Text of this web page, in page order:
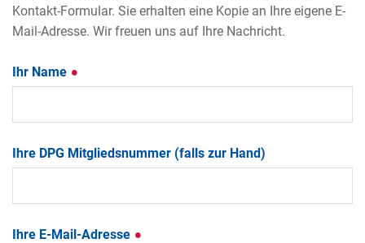
Kontakt-Formular. Sie erhalten eine Kopie an Ihre eigene E-
Mail-Adresse. Wir freuen uns auf Ihre Nachricht.
Ihr Name
Ihre DPG Mitgliedsnummer (falls zur Hand)
Ihre E-Mail-Adresse